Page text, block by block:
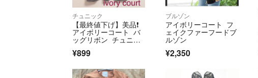
チュニック
【最終値下げ】美品❗️
アイボリーコート バ
ッグリボン チュニッ
¥899
ブルゾン
アイボリーコート フ
ェイクファーフードブ
ルゾン
¥2,350